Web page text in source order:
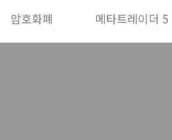
암호화폐 메타트레이더 5